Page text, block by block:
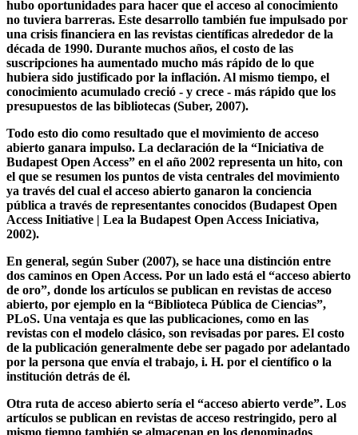
En tiempos en los que las revistas solo estaban disponibles en
forma impresa, el acceso abierto no era práctico ni
económicamente viable. Fue solo con el auge de Internet que
hubo oportunidades para hacer que el acceso al conocimiento
no tuviera barreras. Este desarrollo también fue impulsado por
una crisis financiera en las revistas científicas alrededor de la
década de 1990. Durante muchos años, el costo de las
suscripciones ha aumentado mucho más rápido de lo que
hubiera sido justificado por la inflación. Al mismo tiempo, el
conocimiento acumulado creció - y crece - más rápido que los
presupuestos de las bibliotecas (Suber, 2007).
Todo esto dio como resultado que el movimiento de acceso
abierto ganara impulso. La declaración de la “Iniciativa de
Budapest Open Access” en el año 2002 representa un hito, con
el que se resumen los puntos de vista centrales del movimiento
ya través del cual el acceso abierto ganaron la conciencia
pública a través de representantes conocidos (Budapest Open
Access Initiative | Lea la Budapest Open Access Iniciativa,
2002).
En general, según Suber (2007), se hace una distinción entre
dos caminos en Open Access. Por un lado está el “acceso abierto
de oro”, donde los artículos se publican en revistas de acceso
abierto, por ejemplo en la “Biblioteca Pública de Ciencias”,
PLoS. Una ventaja es que las publicaciones, como en las
revistas con el modelo clásico, son revisadas por pares. El costo
de la publicación generalmente debe ser pagado por adelantado
por la persona que envía el trabajo, i. H. por el científico o la
institución detrás de él.